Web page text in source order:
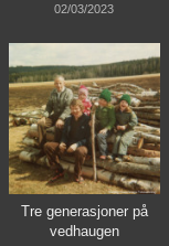
02/03/2023
Tre generasjoner på
vedhaugen